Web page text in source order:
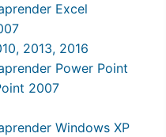
Excel
2013, 2016
Power Point
2007
Windows XP